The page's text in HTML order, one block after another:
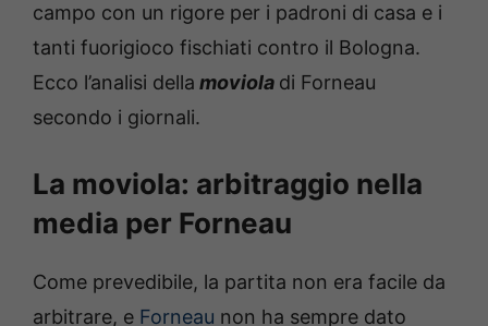
campo con un rigore per i padroni di casa e i
tanti fuorigioco fischiati contro il Bologna.
Ecco l’analisi della moviola di Forneau
secondo i giornali.
La moviola: arbitraggio nella
media per Forneau
Come prevedibile, la partita non era facile da
arbitrare, e Forneau non ha sempre dato